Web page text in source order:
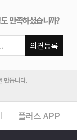
만족하셨습니까?
의견등록
만듭니다.
플러스 APP